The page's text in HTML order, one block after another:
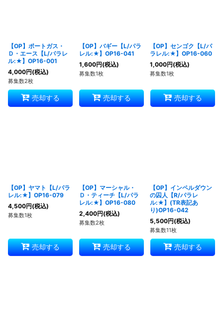
【OP】ポートガス・
Ｄ・エース【L/パラレ
ル:★】OP16-001
4,000円(税込)
募集数2枚
売却する
【OP】バギー【L/パラ
レル:★】OP16-041
1,600円(税込)
募集数1枚
売却する
【OP】センゴク【L/パ
ラレル:★】OP16-060
1,000円(税込)
募集数1枚
売却する
【OP】ヤマト【L/パラ
レル:★】OP16-079
4,500円(税込)
募集数1枚
売却する
【OP】マーシャル・
Ｄ・ティーチ【L/パラ
レル:★】OP16-080
2,400円(税込)
募集数2枚
売却する
【OP】インペルダウン
の囚人【R/パラレ
ル:★】(TR表記あ
り)OP16-042
5,500円(税込)
募集数11枚
売却する